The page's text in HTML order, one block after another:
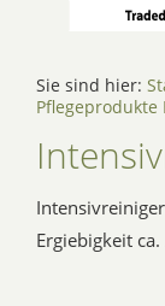
Sie sind hier:
Pflegeprodukte
Intensivreiniger
Ergiebigkeit